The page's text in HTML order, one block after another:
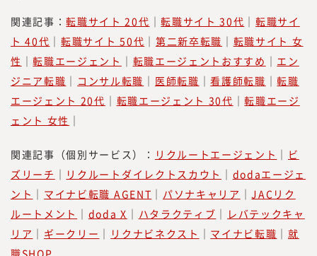
要があります。われわれ自身も「挑戦者」で
あり続け、企画する内容、集める情報、発信
する情報と、10年先、20年先を見据えた、
読者のために役立つ情報を発信していきたい
と考えています。
関連記事：転職サイト 20代 ｜転職サイト 30代 ｜転職サイ
ト 40代 ｜転職サイト 50代 ｜ 第二新卒転職 ｜ 転職サイト 女
性 ｜転職エージェント ｜ 転職エージェントおすすめ ｜ エン
ジニア転職 ｜ コンサル転職 ｜ 医師転職 ｜看護師転職 ｜転職
エージェント 20代 ｜ 転職エージェント 30代 ｜転職エージ
ェント 女性 ｜
関連記事（個別サービス）： リクルートエージェント ｜ ビ
ズリーチ ｜ リクルートダイレクトスカウト ｜ dodaエージェ
ント ｜ マイナビ転職 AGENT ｜ パソナキャリア ｜ JACリク
ルートメント ｜ doda X ｜ ハタラクティブ ｜ レバテックキャ
リア ｜ ギークリー ｜ リクナビネクスト ｜ マイナビ転職 ｜就
職SHOP